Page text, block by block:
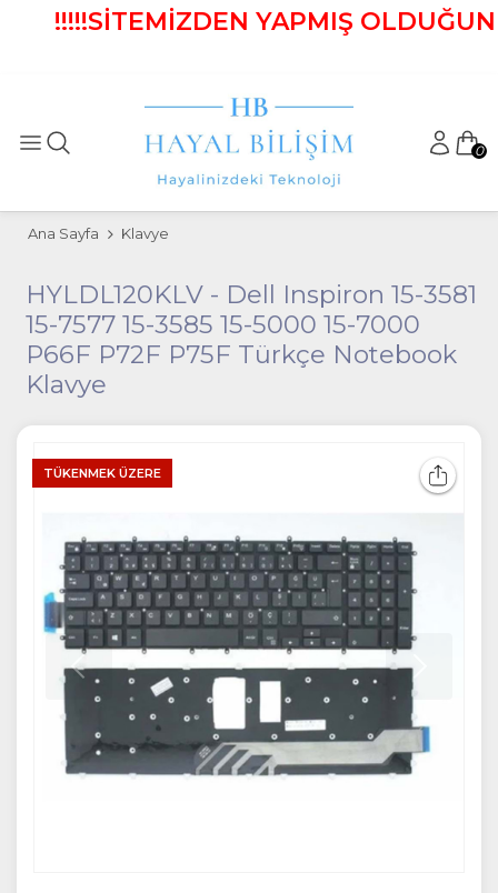
!!!!!SİTEMİZDEN YAPMIŞ
0
Ana Sayfa Klavye
HYLDL120KLV - Dell Inspiron 15-3581
15-7577 15-3585 15-5000 15-7000
P66F P72F P75F Türkçe Notebook
Klavye
TÜKENMEK ÜZERE